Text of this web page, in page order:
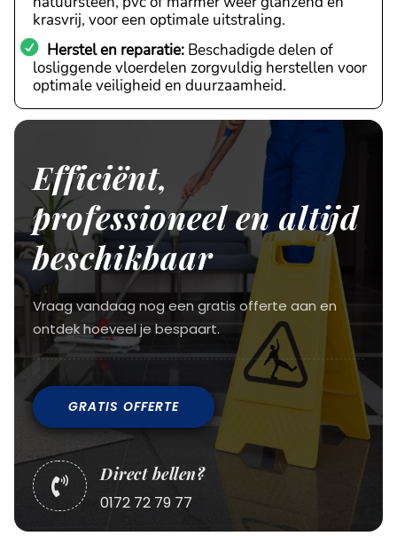
krasvrij, voor een optimale uitstraling.
Herstel en reparatie: Beschadigde delen of
losliggende vloerdelen zorgvuldig herstellen voor
optimale veiligheid en duurzaamheid.
Efficiënt,
professioneel en altijd
beschikbaar
Vraag vandaag nog een gratis offerte aan en
ontdek hoeveel je bespaart.
GRATIS OFFERTE

Direct bellen?
0172 72 79 77